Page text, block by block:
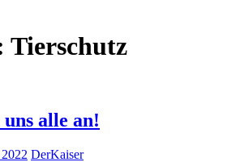
Tierschutz
alle an!
DerKaiser